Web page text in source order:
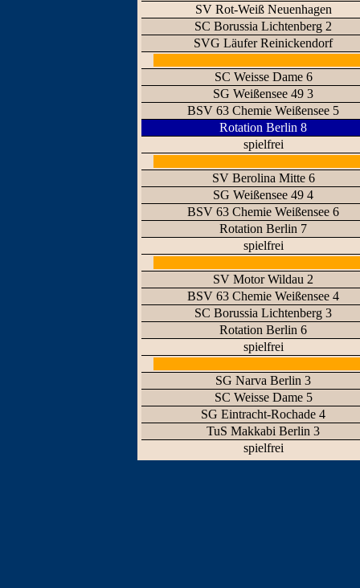
SV Rot-Weiß Neuenhagen
SC Borussia Lichtenberg 2
SVG Läufer Reinickendorf
SC Weisse Dame 6
SG Weißensee 49 3
BSV 63 Chemie Weißensee 5
Rotation Berlin 8
spielfrei
SV Berolina Mitte 6
SG Weißensee 49 4
BSV 63 Chemie Weißensee 6
Rotation Berlin 7
spielfrei
SV Motor Wildau 2
BSV 63 Chemie Weißensee 4
SC Borussia Lichtenberg 3
Rotation Berlin 6
spielfrei
SG Narva Berlin 3
SC Weisse Dame 5
SG Eintracht-Rochade 4
TuS Makkabi Berlin 3
spielfrei